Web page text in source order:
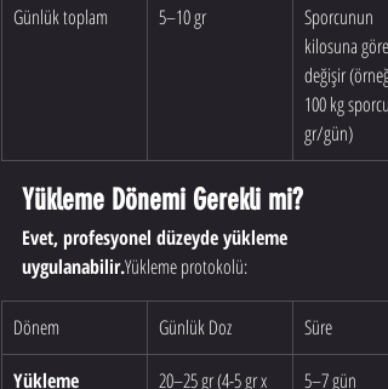
Günlük toplam
5–10 gr
Sporcunun
kilosuna göre
değişir
100 kg
gr/gün)
Yükleme Dönemi Gerekli mi?
Evet, profesyonel düzeyde yükleme
uygulanabilir.Yükleme protokolü:
Dönem Günlük Doz
Süre
Yükleme
20–25 gr (4-5 gr x 5–7 gün